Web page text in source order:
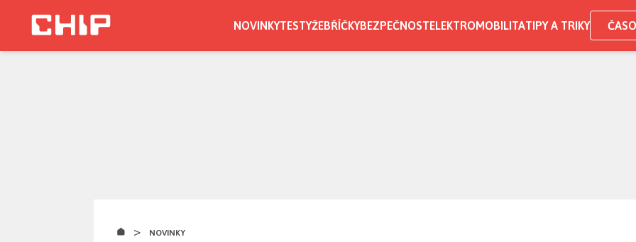
NOVINKYTESTYŽEBŘÍČKYBEZPEČNOSTELEKTROMOBILITATIPY A TRIKY
> NOVINKY